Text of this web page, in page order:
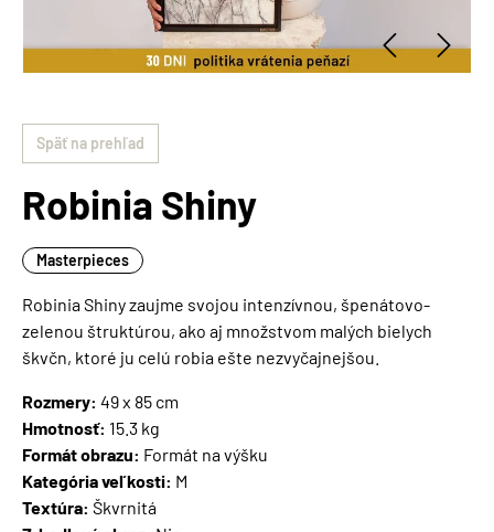
Späť na prehľad
Robinia Shiny
Masterpieces
Robinia Shiny zaujme svojou intenzívnou, špenátovo-
zelenou štruktúrou, ako aj množstvom malých bielych
škvčn, ktoré ju celú robia ešte nezvyčajnejšou.
Rozmery: 49 x 85 cm
Hmotnosť: 15.3 kg
Formát obrazu: Formát na výšku
Kategória veľkosti: M
Textúra: Škvrnitá